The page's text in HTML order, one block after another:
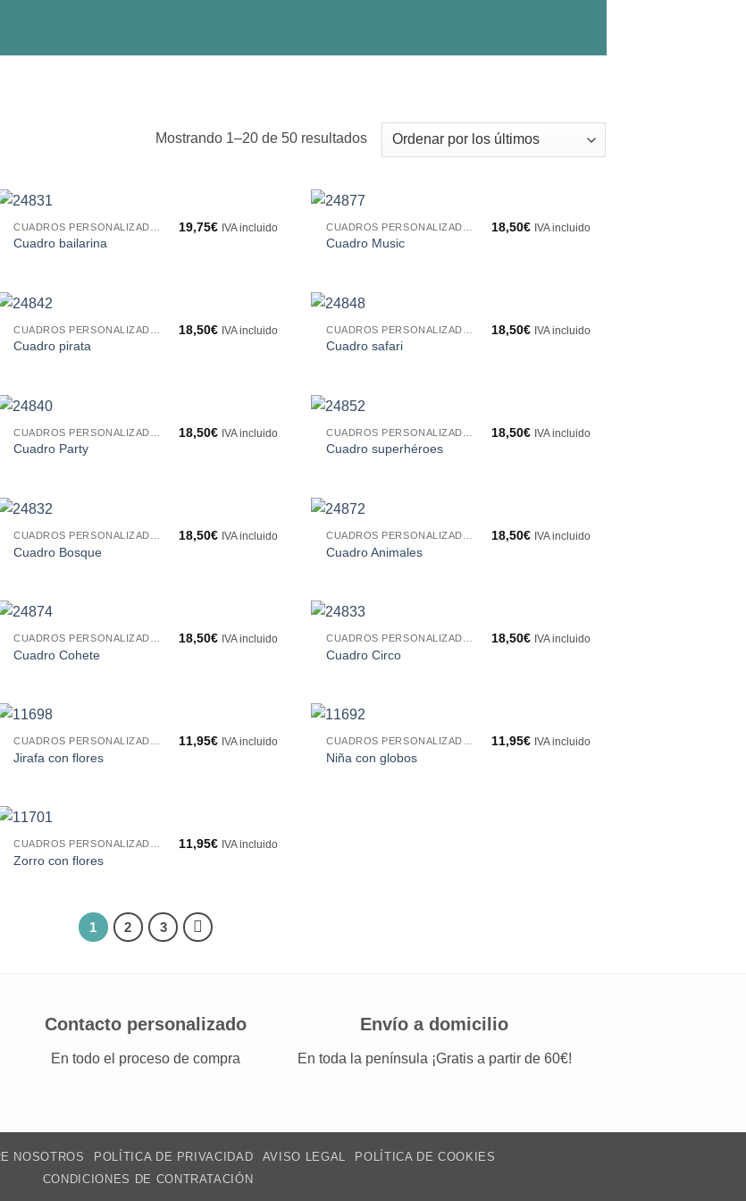
Mostrando 1–20 de 50 resultadosOrdenado
por
Cuadro bailarina
19,75€ IVA incluido
Cuadro Music
18,50€ IVA incluido
Cuadro pirata
18,50€ IVA incluido
Cuadro safari
18,50€ IVA incluido
Cuadro Party
18,50€ IVA incluido
Cuadro superhéroes
18,50€ IVA incluido
Cuadro Bosque
18,50€ IVA incluido
Cuadro Animales
18,50€ IVA incluido
Cuadro Cohete
18,50€ IVA incluido
Cuadro Circo
18,50€ IVA incluido
Jirafa con flores
11,95€ IVA incluido
Niña con globos
11,95€ IVA incluido
Zorro con flores
11,95€ IVA incluido
1 2 3
Contacto personalizado
En todo el proceso de compra
Envío a domicilio
En toda la península ¡Gratis a partir de 60€!
NOSOTROS POLÍTICA DE PRIVACIDAD AVISO LEGAL
POLÍTICA DE COOKIES
CONDICIONES DE CONTRATACIÓN